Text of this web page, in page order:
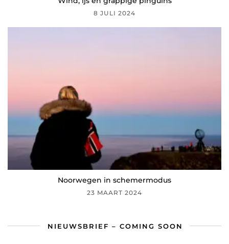
8 JULI 2024
Noorwegen in schemermodus
23 MAART 2024
NIEUWSBRIEF – COMING SOON